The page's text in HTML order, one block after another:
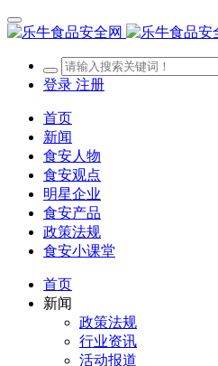
登录 注册
首页
新闻
食安人物
食安观点
明星企业
食安产品
政策法规
食安小课堂
首页
新闻
政策法规
行业资讯
活动报道